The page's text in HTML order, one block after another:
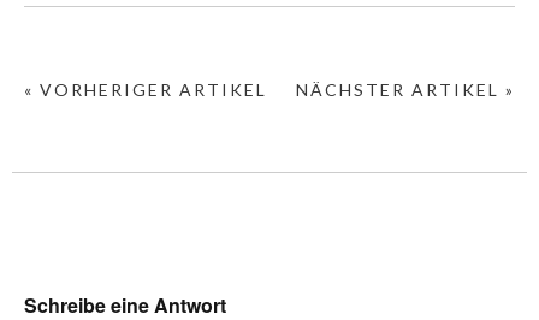
NÄCHSTER ARTIKEL »
« VORHERIGER ARTIKEL
Schreibe eine Antwort